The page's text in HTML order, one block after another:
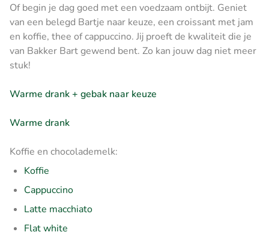
Of begin je dag goed met een voedzaam ontbijt. Geniet
van een belegd Bartje naar keuze, een croissant met jam
en koffie, thee of cappuccino. Jij proeft de kwaliteit die je
van Bakker Bart gewend bent. Zo kan jouw dag niet meer
stuk!
Warme drank + gebak naar keuze
Warme drank
Koffie en chocolademelk:
Koffie
Cappuccino
Latte macchiato
Flat white